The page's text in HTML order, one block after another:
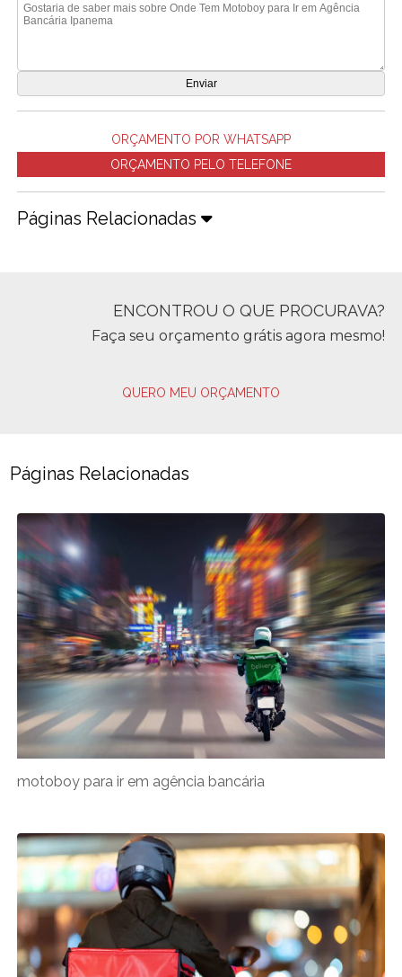
ORÇAMENTO POR WHATSAPP
ORÇAMENTO PELO TELEFONE
Páginas Relacionadas
ENCONTROU O QUE PROCURAVA?
Faça seu orçamento grátis agora mesmo!
QUERO MEU ORÇAMENTO
Páginas Relacionadas
motoboy para ir em agência bancária